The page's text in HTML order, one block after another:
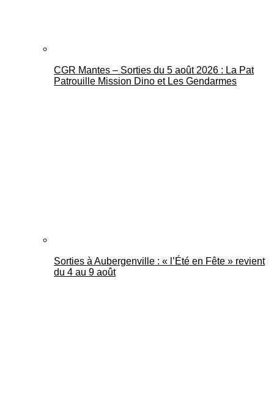
CGR Mantes – Sorties du 5 août 2026 : La Pat
Patrouille Mission Dino et Les Gendarmes
Sorties à Aubergenville : « l’Été en Fête » revient
du 4 au 9 août